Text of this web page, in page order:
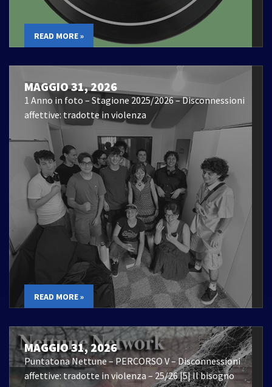
READ MORE »
MAGGIO 31, 2026
1 Anno in foto – Stagione 2025/2026 – Disconnessioni
affettive: tradotte in violenza
READ MORE »
MAGGIO 31, 2026
Puntatona Nettune – PERCORSO V – Disconnessioni
affettive: tradotte in violenza – 25/26 |5| Il bisogno